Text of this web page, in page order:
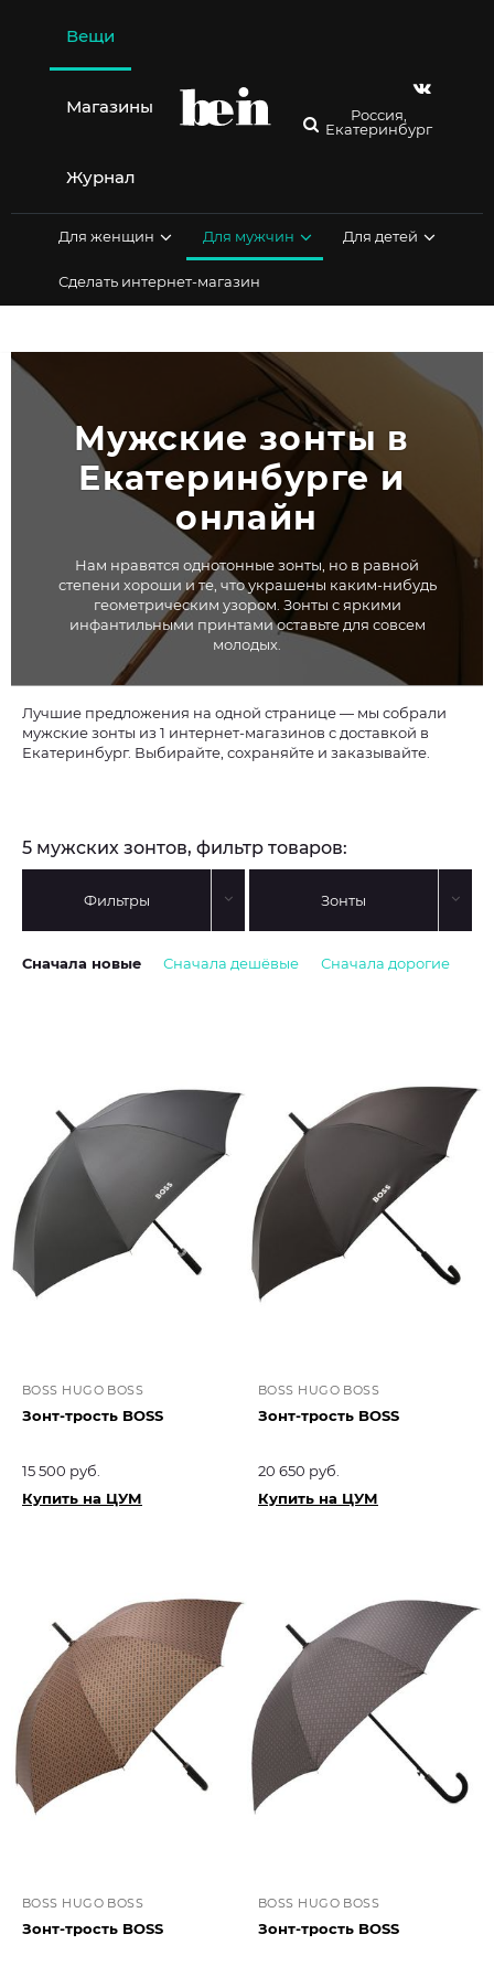
содержимому
Вещи
Магазины
Журнал
Россия,
Екатеринбург
Для женщин Для мужчин Для детей
Сделать интернет-магазин
Мужские зонты в
Екатеринбурге и
онлайн
Нам нравятся однотонные зонты, но в равной
степени хороши и те, что украшены каким-нибудь
геометрическим узором. Зонты с яркими
инфантильными принтами оставьте для совсем
молодых.
Лучшие предложения на одной странице — мы собрали
мужские зонты из 1 интернет-магазинов с доставкой в
Екатеринбург. Выбирайте, сохраняйте и заказывайте.
5 мужских зонтов, фильтр товаров:
Фильтры Зонты
Сначала новые Сначала дешёвые Сначала дорогие
BOSS HUGO BOSS
Зонт-трость BOSS
15 500 руб.
Купить на ЦУМ
BOSS HUGO BOSS
Зонт-трость BOSS
20 650 руб.
Купить на ЦУМ
BOSS HUGO BOSS
Зонт-трость BOSS
BOSS HUGO BOSS
Зонт-трость BOSS